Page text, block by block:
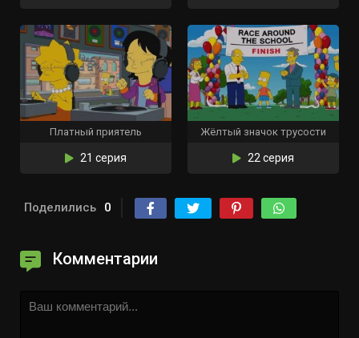
Платный приятель
21 серия
Жёлтый значок трусости
22 серия
Поделились 0
Комментарии